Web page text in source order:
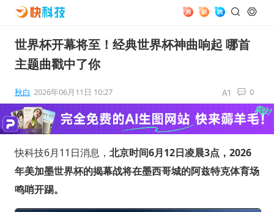
世界杯开幕将至！经典世界杯神曲响起 哪首
主题曲戳中了你
秋白 2026年06月11日 10:27 0
快科技6月11日消息， 北京时间6月12日凌晨3点，2026
年美加墨世界杯的揭幕战将在墨西哥城的阿兹特克体育场
鸣哨开踢。